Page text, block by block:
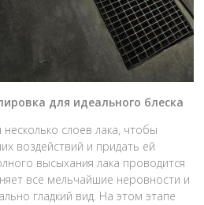
для идеального блеска
слоев лака, чтобы
воздействий и придать ей
высыхания лака проводится
все мельчайшие неровности и
гладкий вид. На этом этапе